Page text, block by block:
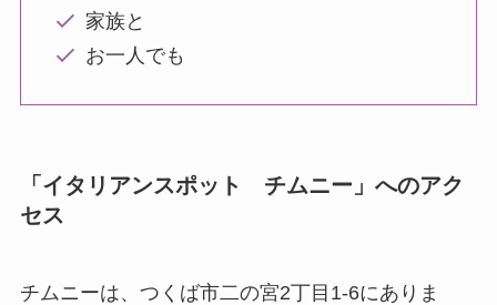
家族と
お一人でも
「イタリアンスポット チムニー」へのアク
セス
チムニーは、つくば市二の宮2丁目1-6にありま